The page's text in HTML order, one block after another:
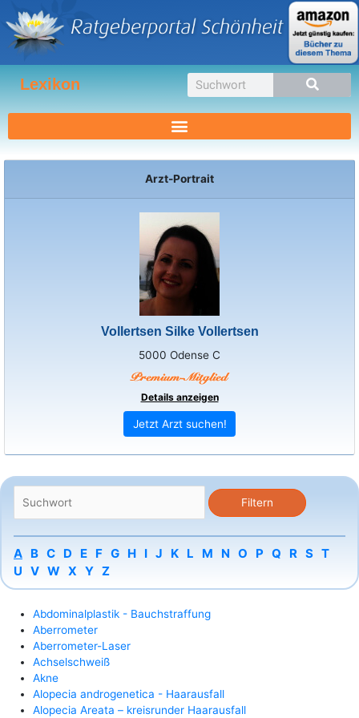
Inhalt
springen
Lexikon Suche
Arzt-Portrait
Vollertsen Silke Vollertsen
5000 Odense C
Details anzeigen
Jetzt Arzt suchen!
A B C D E F G H I J K L M N O P Q R S T
U V W X Y Z
Abdominalplastik - Bauchstraffung
Aberrometer
Aberrometer-Laser
Achselschweiß
Akne
Alopecia androgenetica - Haarausfall
Alopecia Areata – kreisrunder Haarausfall